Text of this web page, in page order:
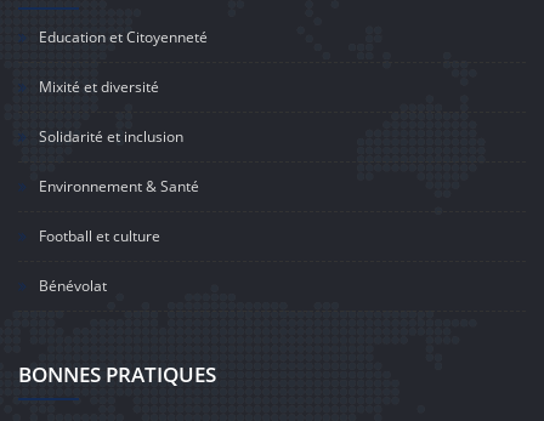
Education et Citoyenneté
Mixité et diversité
Solidarité et inclusion
Environnement & Santé
Football et culture
Bénévolat
BONNES PRATIQUES